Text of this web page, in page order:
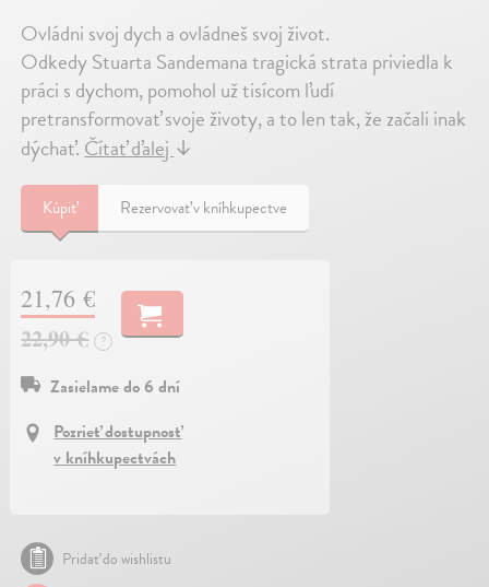
Ovládni svoj dych a ovládneš svoj život.
Odkedy Stuarta Sandemana tragická strata priviedla k
práci s dychom, pomohol už tisícom ľudí
pretransformovať svoje životy, a to len tak, že začali inak
dýchať. Čítať ďalej ↓
Kúpiť Rezervovať v kníhkupectve
21,76 €
22,90 €
?
Zasielame do 6 dní
Pozrieť dostupnosť
v kníhkupectvách
Pridať do wishlistu